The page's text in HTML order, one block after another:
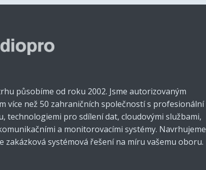
působíme od roku 2002. Jsme autorizovaným
více než 50 zahraničních společností s profesionální
technologiemi pro sdílení dat, cloudovými službami,
a monitorovacími systémy. Navrhujeme
zakázková systémová řešení na míru vašemu oboru.